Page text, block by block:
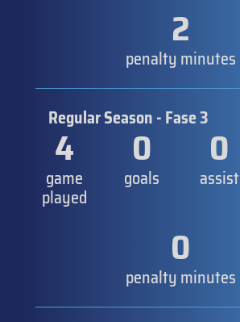
2
penalty minutes
Regular Season - Fase 3
4
game
played
0
goals
0
assist
0
penalty minutes